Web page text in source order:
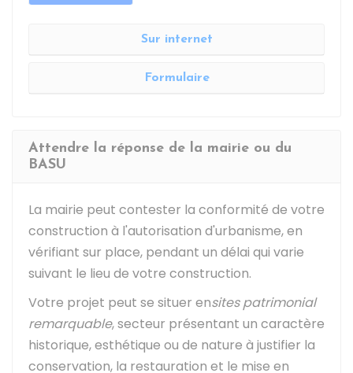
Sur internet
Formulaire
Attendre la réponse de la mairie ou du
BASU
La mairie peut contester la conformité de votre
construction à l'autorisation d'urbanisme, en
vérifiant sur place, pendant un délai qui varie
suivant le lieu de votre construction.
Votre projet peut se situer ensites patrimonial
remarquable, secteur présentant un caractère
historique, esthétique ou de nature à justifier la
conservation, la restauration et le mise en